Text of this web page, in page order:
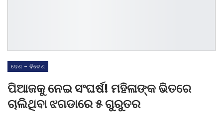
ଦେଶ - ବିଦେଶ
ପିଆଜକୁ ନେଇ ସଂଘର୍ଷ! ମହିଳାଙ୍କ ଭିତରେ
ଚାଲିଥିବା ଝଗଡାରେ ୫ ଗୁରୁତର